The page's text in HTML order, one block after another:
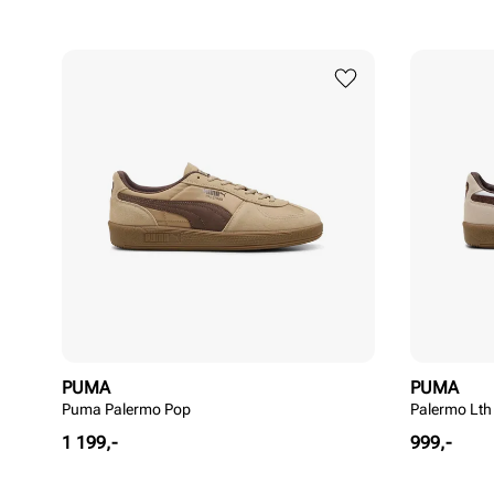
PUMA
Puma Palermo Pop
Pris
1 199,-
PUMA
Palermo Lth
Pris
999,-